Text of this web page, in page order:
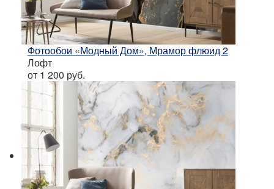
Фотообои «Модный Дом», Мрамор флюид 2
Лофт
от 1 200 руб.